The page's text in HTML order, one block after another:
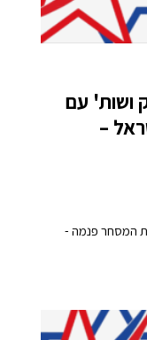
ושות' עם
–
המסחר פנמה -